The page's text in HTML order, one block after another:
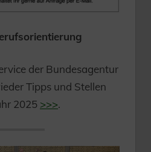
der Bundesagentur
Tipps und Stellen
2025 >>>.